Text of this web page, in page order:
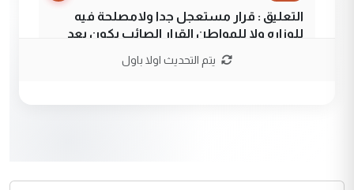
التعليق : قرار مستعجل جدا ولامصلحة فيه
للوزاره ولا للمواطن القرار الصائب يكون بعد
جنسية الرافد الثالث للعراق ومن اصول عريقة
يتم التحديث اولا باول